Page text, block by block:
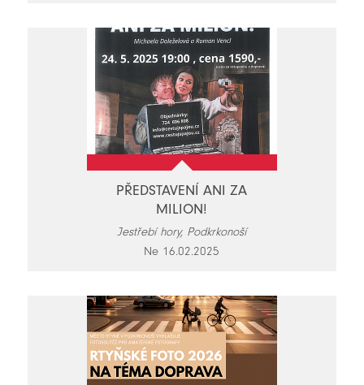
PŘEDSTAVENÍ ANI ZA
MILION!
Jestřebí hory, Podkrkonoší
Ne 16.02.2025